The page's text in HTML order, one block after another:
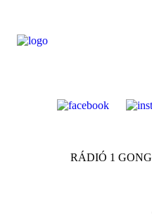
RÁDIÓ 1 GONG